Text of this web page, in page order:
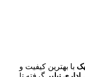
با بهترین کیفیت و